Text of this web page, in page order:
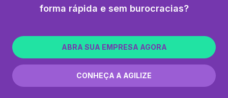
forma rápida e sem burocracias?
ABRA SUA EMPRESA AGORA
CONHEÇA A AGILIZE